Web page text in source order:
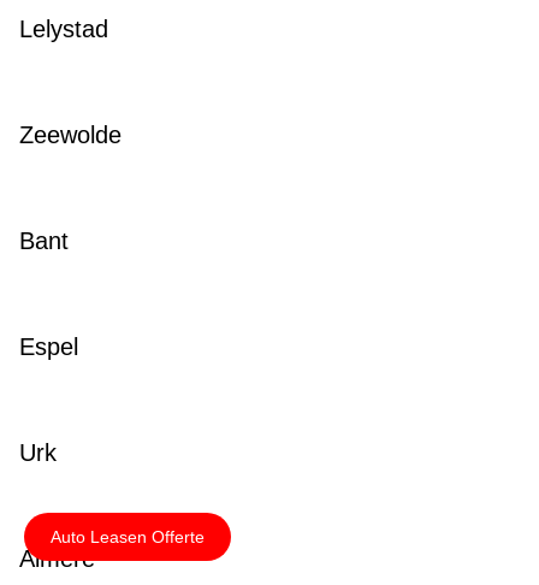
Lelystad
Zeewolde
Bant
Espel
Urk
Almere
Auto Leasen Offerte